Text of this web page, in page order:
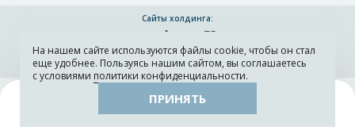
Каталог Остатки тканей
Сайты холдинга:
Разработка и поддержка сайта ADN
На нашем сайте используются файлы cookie, чтобы он стал
еще удобнее. Пользуясь нашим сайтом, вы соглашаетесь
с условиями политики конфиденциальности.
ПРИНЯТЬ